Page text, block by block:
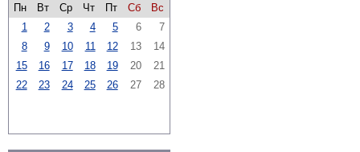
Пн Вт Ср Чт Пт Сб
Вс
1
2 3 4 5 6
7
8
9 10 11 12 13
14
15
16 17 18 19 20
21
22
23 24 25 26 27 28